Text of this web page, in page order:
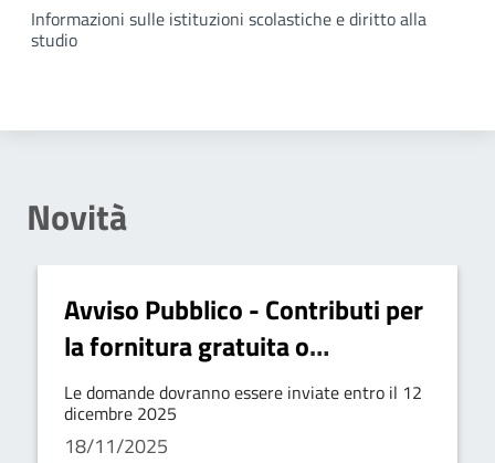
Dettagli della notizia
Informazioni sulle istituzioni scolastiche e diritto alla
studio
Novità
Avviso Pubblico - Contributi per
la fornitura gratuita o
semigratuita dei libri di testo
a.s. 2025/2026
Le domande dovranno essere inviate entro il 12
dicembre 2025
18/11/2025